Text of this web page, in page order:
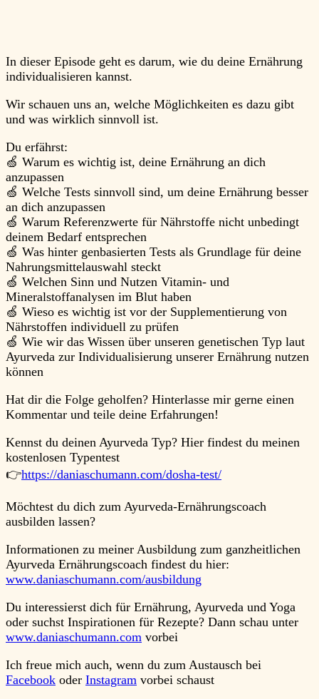
In dieser Episode geht es darum, wie du deine Ernährung
individualisieren kannst.
Wir schauen uns an, welche Möglichkeiten es dazu gibt
und was wirklich sinnvoll ist.
Du erfährst:
🍏 Warum es wichtig ist, deine Ernährung an dich
anzupassen
🍏 Welche Tests sinnvoll sind, um deine Ernährung besser
an dich anzupassen
🍏 Warum Referenzwerte für Nährstoffe nicht unbedingt
deinem Bedarf entsprechen
🍏 Was hinter genbasierten Tests als Grundlage für deine
Nahrungsmittelauswahl steckt
🍏 Welchen Sinn und Nutzen Vitamin- und
Mineralstoffanalysen im Blut haben
🍏 Wieso es wichtig ist vor der Supplementierung von
Nährstoffen individuell zu prüfen
🍏 Wie wir das Wissen über unseren genetischen Typ laut
Ayurveda zur Individualisierung unserer Ernährung nutzen
können
Hat dir die Folge geholfen? Hinterlasse mir gerne einen
Kommentar und teile deine Erfahrungen!
Kennst du deinen Ayurveda Typ? Hier findest du meinen
kostenlosen Typentest
👉https://daniaschumann.com/dosha-test/
Möchtest du dich zum Ayurveda-Ernährungscoach
ausbilden lassen?
Informationen zu meiner Ausbildung zum ganzheitlichen
Ayurveda Ernährungscoach findest du hier:
www.daniaschumann.com/ausbildung
Du interessierst dich für Ernährung, Ayurveda und Yoga
oder suchst Inspirationen für Rezepte? Dann schau unter
www.daniaschumann.com vorbei
Ich freue mich auch, wenn du zum Austausch bei
Facebook oder Instagram vorbei schaust